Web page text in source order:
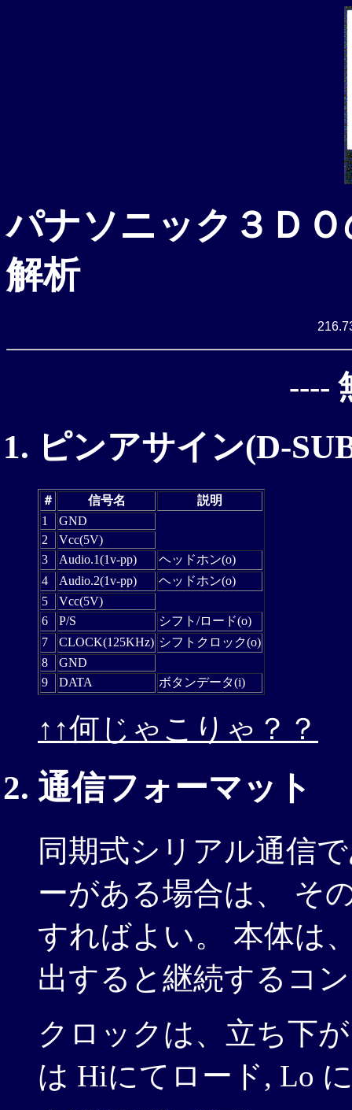
パナソニック３Ｄ
解析
----
ピンアサイン(D-
＃ 信号名
説明
1
GND
2
Vcc(5V)
3
Audio.1(1v-pp)
ヘッドホン(o)
4
Audio.2(1v-pp)
ヘッドホン(o)
5
Vcc(5V)
6
P/S
シフト/ロード(o)
7
CLOCK(125KHz) シフトクロック(o)
8
GND
9
DATA ボタンデータ(i)
↑↑何じゃこりゃ？？
通信フォーマット
同期式シリアル通信
ーがある場合は、 そ
すればよい。 本体は
出すると継続するコ
クロックは、立ち下
は Hiにてロード, Lo